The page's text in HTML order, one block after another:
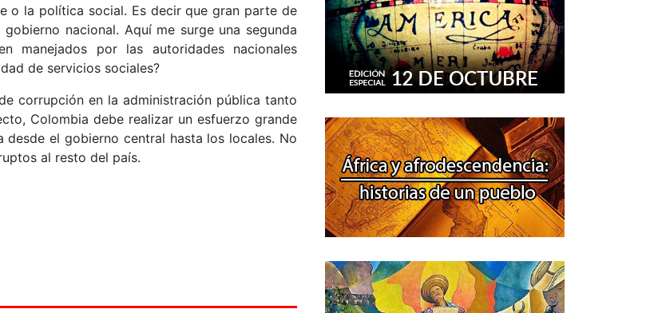
o la política social. Es decir que gran parte de
nacional. Aquí me surge una segunda
manejados por las autoridades nacionales
de servicios sociales?
corrupción en la administración pública tanto
Colombia debe realizar un esfuerzo grande
el gobierno central hasta los locales. No
al resto del país.